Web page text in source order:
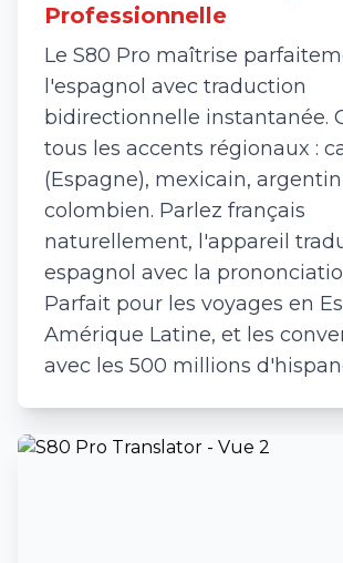
Professionnelle
Le S80 Pro maîtrise
l'espagnol avec traduction
bidirectionnelle instantanée.
tous les accents régionaux :
(Espagne), mexicain,
colombien. Parlez français
naturellement, l'appareil
espagnol avec la
Parfait pour les voyages en
Amérique Latine, et les
avec les 500 millions